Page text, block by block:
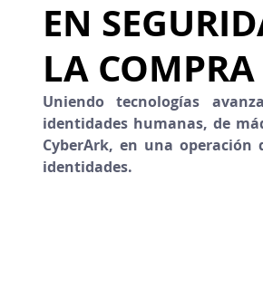
EN
LA
Uniendo tecnologías
identidades humanas, de
CyberArk, en una
identidades.